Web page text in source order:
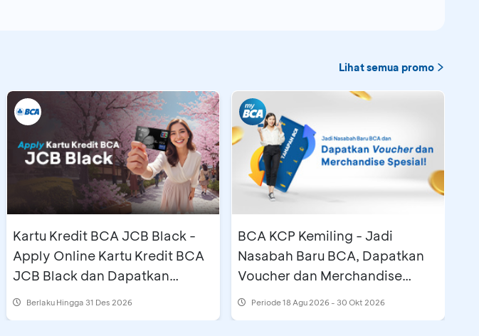
Lihat semua promo
Kartu Kredit BCA JCB Black -
Apply Online Kartu Kredit BCA
JCB Black dan Dapatkan
Cashback Rp500 Ribu
Berlaku Hingga 31 Des 2026
BCA KCP Kemiling - Jadi
Nasabah Baru BCA, Dapatkan
Voucher dan Merchandise
Spesial
Periode18 Agu 2026 - 30 Okt 2026